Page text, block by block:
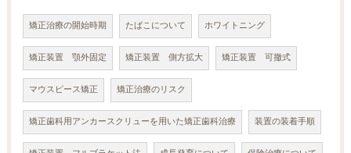
矯正治療の開始時期 たばこについて ホワイトニング
矯正装置 顎外固定 矯正装置 側方拡大 矯正装置 可撤式
マウスピース矯正 矯正治療のリスク
矯正歯科用アンカースクリューを用いた矯正歯科治療 装置の装着手順